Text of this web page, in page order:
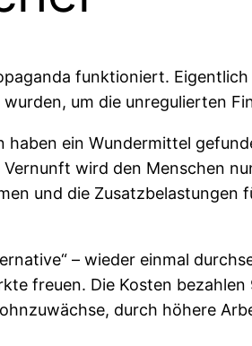
funktioniert.
um die unregulierten
ein Wundermittel
wird den Menschen
und die
– wieder einmal
freuen. Die Kosten
durch höhere